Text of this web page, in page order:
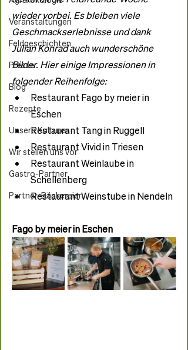
Veranstaltungen
Feldgeschichten
Presse
Blog
Rezepte
Unsere Kulturen
Wir stellen uns vor
Gastro-Partner
Partner-Bäckereien
wieder vorbei. Es bleiben viele
Geschmackserlebnisse und dank
Julian Konrad auch wunderschöne
Bilder. Hier einige Impressionen in
folgender Reihenfolge:
Restaurant Fago by meier in
Eschen
Restaurant Tang in Ruggell
Restaurant Vivid in Triesen
Restaurant Weinlaube in
Schellenberg
Restaurant Weinstube in Nendeln
Fago by meier in Eschen